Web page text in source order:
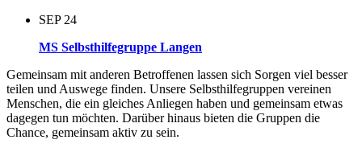
SEP 24
MS Selbsthilfegruppe Langen
Gemeinsam mit anderen Betroffenen lassen sich Sorgen viel besser
teilen und Auswege finden. Unsere Selbsthilfegruppen vereinen
Menschen, die ein gleiches Anliegen haben und gemeinsam etwas
dagegen tun möchten. Darüber hinaus bieten die Gruppen die
Chance, gemeinsam aktiv zu sein.